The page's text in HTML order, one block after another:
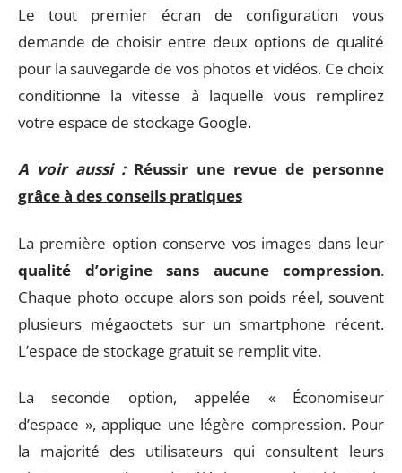
Le tout premier écran de configuration vous
demande de choisir entre deux options de qualité
pour la sauvegarde de vos photos et vidéos. Ce choix
conditionne la vitesse à laquelle vous remplirez
votre espace de stockage Google.
A voir aussi : Réussir une revue de personne
grâce à des conseils pratiques
La première option conserve vos images dans leur
qualité d’origine sans aucune compression.
Chaque photo occupe alors son poids réel, souvent
plusieurs mégaoctets sur un smartphone récent.
L’espace de stockage gratuit se remplit vite.
La seconde option, appelée « Économiseur
d’espace », applique une légère compression. Pour
la majorité des utilisateurs qui consultent leurs